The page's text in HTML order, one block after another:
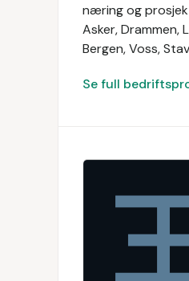
næring og
Asker, Drammen,
Bergen, Voss,
Se full